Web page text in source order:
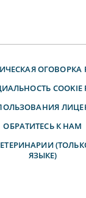
ОГОВОРКА
COOKIE
ОБРАТИТЕСЬ К НАМ
ЯЗЫКЕ)